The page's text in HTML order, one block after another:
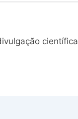
científica